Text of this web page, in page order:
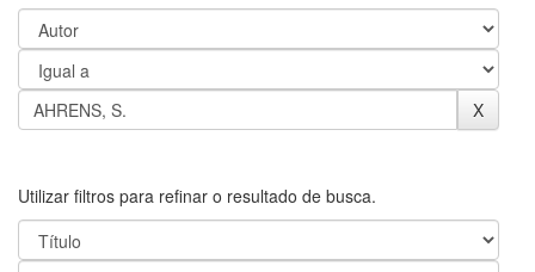
Utilizar filtros para refinar o resultado de busca.